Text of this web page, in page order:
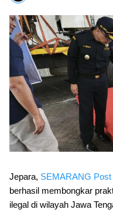
Jepara, SEMARANG Post
berhasil membongkar
ilegal di wilayah Jawa